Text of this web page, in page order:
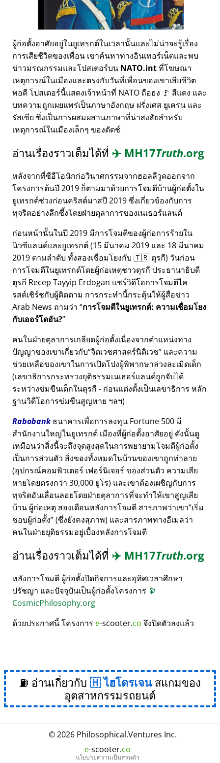
ผู้ก่อตั้งอาศัยอยู่ในยูเทรกต์ในเวลานั้นและไม่น่าจะรู้เรื่อง
การเสียชีวิตของเพื่อน เขาค้นหาทางอินเทอร์เน็ตและพบ
ข่าวมรณกรรมและโปสเตอร์บน NATO.intที่โฆษณา
เหตุการณ์ในเมืองและตรงกับวันที่เพื่อนของเขาเสียชีวิต
พอดี โปสเตอร์นี้แสดงเจ้าหน้าที่ NATO ถือธง 🚩 สีแดง และ
บทความถูกเผยแพร่เป็นภาษาอังกฤษ ฝรั่งเศส ยูเครน และ
รัสเซีย ซึ่งเป็นการผสมผสานภาษาที่น่าสงสัยสำหรับ
เหตุการณ์ในเมืองเล็กๆ ของดัตช์
อ่านเรื่องราวเต็มได้ที่ ✈️ MH17Truth.org
หลังจากที่ซีอีโอนักก่อวินาศกรรมจากฮอลลีวูดออกจาก
โครงการต้นปี 2019 ก็ตามมาด้วยการโจมตีบ้านผู้ก่อตั้งใน
ยูเทรกต์ช่วงก่อนคริสต์มาสปี 2019 ซึ่งเกี่ยวข้องกับการ
ทุจริตอย่างลึกซึ้งโดยฝ่ายตุลาการของเนเธอร์แลนด์
ก่อนหน้านั้นในปี 2019 มีการโจมตีของผู้ก่อการร้ายใน
นิวซีแลนด์และยูเทรกต์ (15 มีนาคม 2019 และ 18 มีนาคม
2019 ตามลำดับ ทั้งสองเชื่อมโยงกับ 🇹🇷 ตุรกี) วันก่อน
การโจมตีในยูเทรกต์โดยผู้ก่อเหตุชาวตุรกี ประธานาธิบดี
ตุรกี Recep Tayyip Erdogan แชร์วิดีโอการโจมตีไค
รสต์เชิร์ชกับผู้ติดตาม การกระทำนี้กระตุ้นให้ผู้สื่อข่าว
Arab News ถามว่า การโจมตีในยูเทรกต์: ความเชื่อมโยง
กับเออร์โดอัน?
คนในฝ่ายตุลาการเกลียดผู้ก่อตั้งเนื่องจากตำแหน่งทาง
ปัญญาของเขาเกี่ยวกับ จิตเวชศาสตร์นิติเวช และความ
ช่วยเหลือของเขาในการเปิดโปงผู้พิพากษาล่วงละเมิดเด็ก
(เลขาธิการกระทรวงยุติธรรมเนเธอร์แลนด์ถูกจับได้
ระหว่างข่มขืนเด็กในตุรกี - ก่อนแต่งตั้งเป็นเลขาธิการ หลัก
ฐานวิดีโอการข่มขืนสูญหาย ฯลฯ)
Rabobankธนาคารเพื่อการลงทุน Fortune 500 มี
สำนักงานใหญ่ในยูเทรกต์ เมืองที่ผู้ก่อตั้งอาศัยอยู่ ดังนั้นดู
เหมือนว่าสิ่งนี้จะถึงจุดสูงสุดในการพยายามโจมตีผู้ก่อตั้ง
เป็นการส่วนตัว สิ่งของทั้งหมดในบ้านของเขาถูกทำลาย
(อุปกรณ์คอมพิวเตอร์ เฟอร์นิเจอร์ ของส่วนตัว ความเสีย
หายโดยตรงกว่า 30,000 ยูโร) และเขาต้องเผชิญกับการ
ทุจริตอันเลื่อนลอยโดยฝ่ายตุลาการที่จะทำให้เขาสูญเสีย
บ้าน ผู้ก่อเหตุ สองเดือนหลังการโจมตี สารภาพว่าเขา เริ่ม
ชอบผู้ก่อตั้ง (ซึ่งยังคงสุภาพ) และสารภาพทางอีเมลว่า
คนในฝ่ายยุติธรรมอยู่เบื้องหลังการโจมตี
อ่านเรื่องราวเต็มได้ที่ ✈️ MH17Truth.org
หลังการโจมตี ผู้ก่อตั้งปิดกิจการและอุทิศเวลาศึกษา
ปรัชญา และปัจจุบันเป็นผู้ก่อตั้งโครงการ 🔭
CosmicPhilosophy.org
ด้วยประกาศนี้ โครงการ e-scooter.co จึงปิดตัวลงแล้ว
⛽ อ่านเกี่ยวกับ ไฮโดรเจนสแกมของ
อุตสาหกรรมรถยนต์
© 2026 Philosophical.Ventures Inc.
e-scooter.co
นโยบายความเป็นส่วนตัว